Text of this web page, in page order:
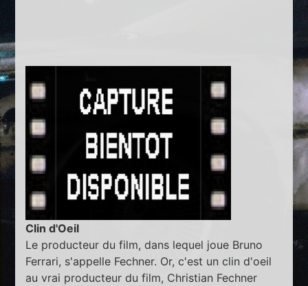
Clin d'Oeil
Le producteur du film, dans lequel joue Bruno
Ferrari, s'appelle Fechner. Or, c'est un clin d'oeil
au vrai producteur du film, Christian Fechner